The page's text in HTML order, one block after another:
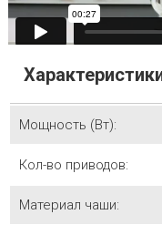
Мощность (Вт):
Кол-во приводов:
Материал чаши: